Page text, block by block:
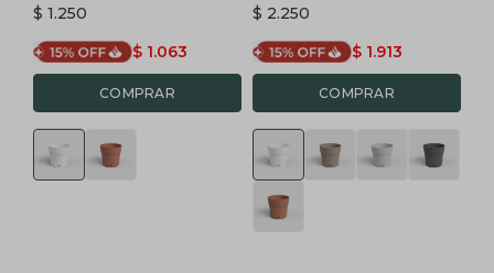
$ 1.250
$ 1.063
$ 2.250
$ 1.913